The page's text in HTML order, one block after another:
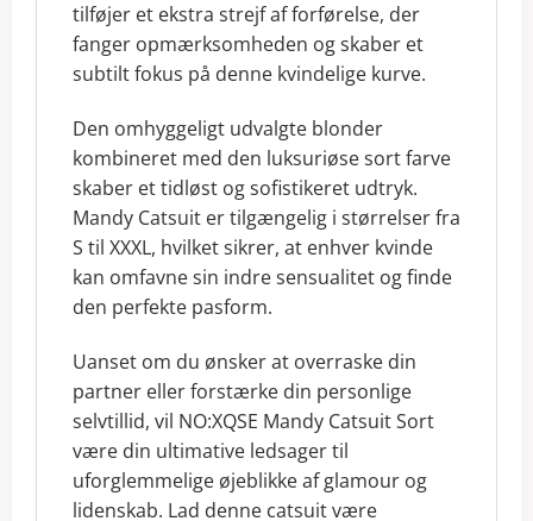
tilføjer et ekstra strejf af forførelse, der
fanger opmærksomheden og skaber et
subtilt fokus på denne kvindelige kurve.
Den omhyggeligt udvalgte blonder
kombineret med den luksuriøse sort farve
skaber et tidløst og sofistikeret udtryk.
Mandy Catsuit er tilgængelig i størrelser fra
S til XXXL, hvilket sikrer, at enhver kvinde
kan omfavne sin indre sensualitet og finde
den perfekte pasform.
Uanset om du ønsker at overraske din
partner eller forstærke din personlige
selvtillid, vil NO:XQSE Mandy Catsuit Sort
være din ultimative ledsager til
uforglemmelige øjeblikke af glamour og
lidenskab. Lad denne catsuit være